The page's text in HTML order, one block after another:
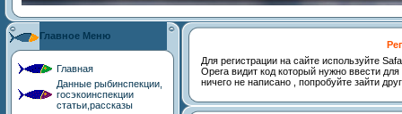
Главное Меню
Главная
Данные рыбинспекции,
госэкоинспекции
статьи,рассказы
Для регистрации на сайте используйте
Opera видит код который нужно ввести
ничего не написано , попробуйте зайти